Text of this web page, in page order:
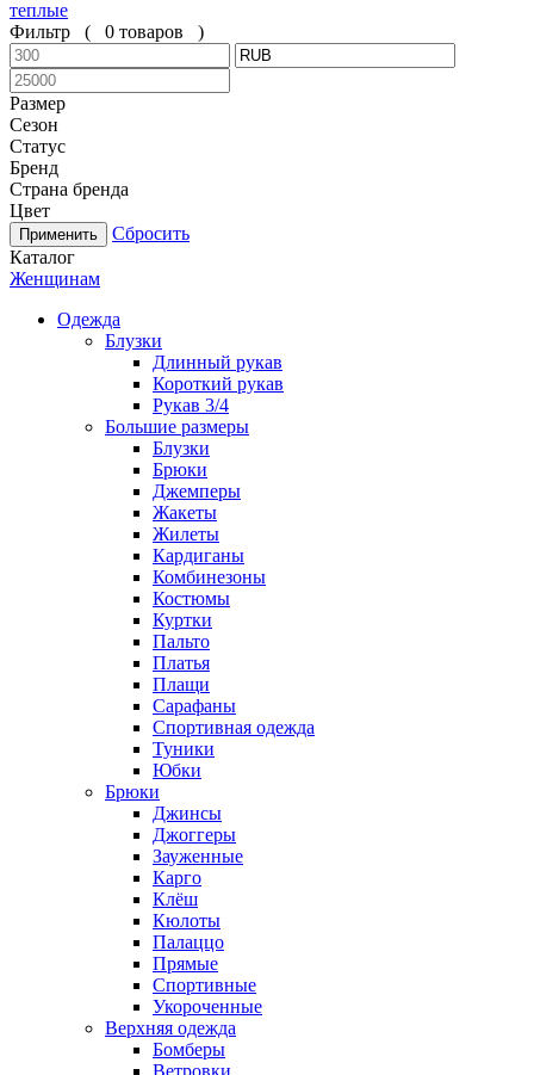
теплые
Фильтр
( 0 товаров )
Размер
Сезон
Статус
Бренд
Страна бренда
Цвет
Сбросить
Каталог
Женщинам
Одежда
Блузки
Длинный рукав
Короткий рукав
Рукав 3/4
Большие размеры
Блузки
Брюки
Джемперы
Жакеты
Жилеты
Кардиганы
Комбинезоны
Костюмы
Куртки
Пальто
Платья
Плащи
Сарафаны
Спортивная одежда
Туники
Юбки
Брюки
Джинсы
Джоггеры
Зауженные
Карго
Клёш
Кюлоты
Палаццо
Прямые
Спортивные
Укороченные
Верхняя одежда
Бомберы
Ветровки